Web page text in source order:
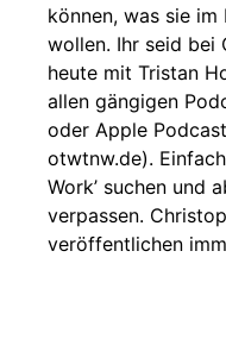
können, was sie
wollen. Ihr seid bei
heute mit Tristan
allen gängigen
oder Apple
otwtnw.de).
Work’ suchen und
verpassen.
veröffentlichen